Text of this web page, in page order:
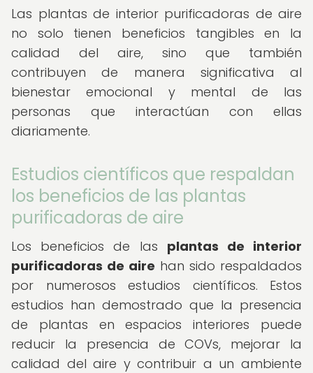
Las plantas de interior purificadoras de aire
no solo tienen beneficios tangibles en la
calidad del aire, sino que también
contribuyen de manera significativa al
bienestar emocional y mental de las
personas que interactúan con ellas
diariamente.
Estudios científicos que respaldan
los beneficios de las plantas
purificadoras de aire
Los beneficios de las plantas de interior
purificadoras de aire han sido respaldados
por numerosos estudios científicos. Estos
estudios han demostrado que la presencia
de plantas en espacios interiores puede
reducir la presencia de COVs, mejorar la
calidad del aire y contribuir a un ambiente